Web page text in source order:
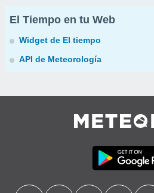
El Tiempo en tu Web
Widget de El tiempo
API de Meteorología